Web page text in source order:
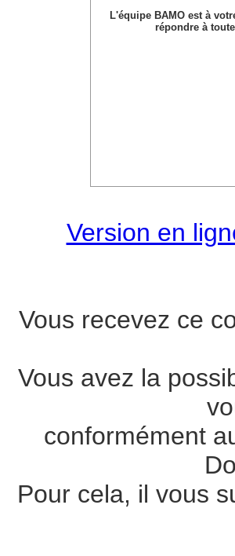
L'équipe BAMO est à
répondre à
Version en
Vous recevez ce
Vous avez la
conformément
Pour cela, il vous